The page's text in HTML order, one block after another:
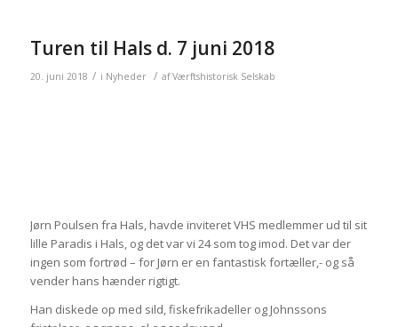
Turen til Hals d. 7 juni 2018
20. juni 2018 / i Nyheder / afVærftshistorisk Selskab
Jørn Poulsen fra Hals, havde inviteret VHS medlemmer ud til sit
lille Paradis i Hals, og det var vi 24 som tog imod. Det var der
ingen som fortrød – for Jørn er en fantastisk fortæller,- og så
vender hans hænder rigtigt.
Han diskede op med sild, fiskefrikadeller og Johnssons